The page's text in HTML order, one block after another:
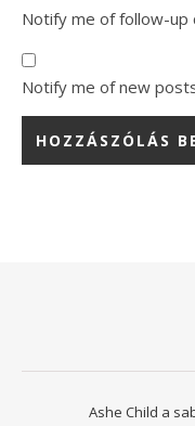
Notify me of follow-up
Notify me of new
Ashe Child a